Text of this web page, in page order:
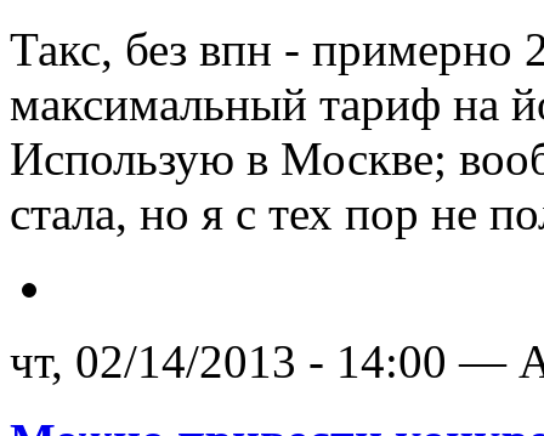
Такс, без впн - примерно
максимальный тариф на
Использую в Москве;
стала, но я с тех пор не
чт, 02/14/2013 - 14:00 —